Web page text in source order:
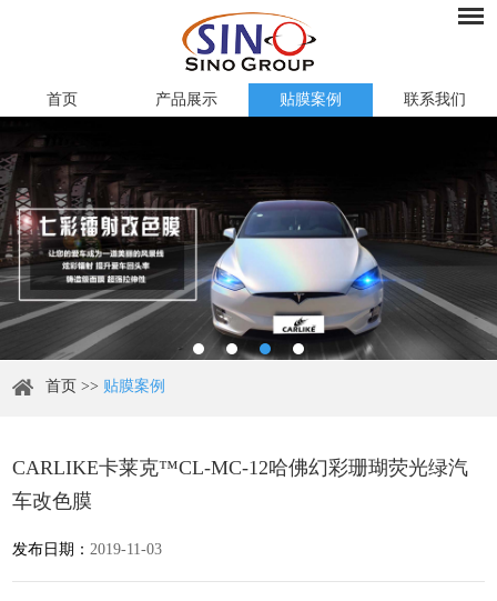
首页 产品展示 贴膜案例 联系我们
首页 >> 贴膜案例
CARLIKE卡莱克™CL-MC-12哈佛幻彩珊瑚荧光绿汽
车改色膜
发布日期： 2019-11-03